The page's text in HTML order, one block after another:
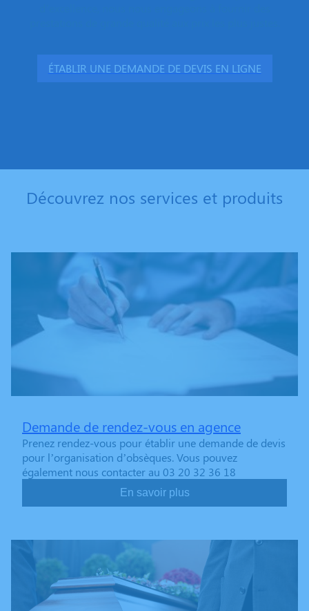
ÉTABLIR UNE DEMANDE DE DEVIS EN LIGNE
Découvrez nos services et produits
Demande de rendez-vous en agence
Prenez rendez-vous pour établir une demande de devis
pour l’organisation d’obsèques. Vous pouvez
également nous contacter au 03 20 32 36 18
En savoir plus